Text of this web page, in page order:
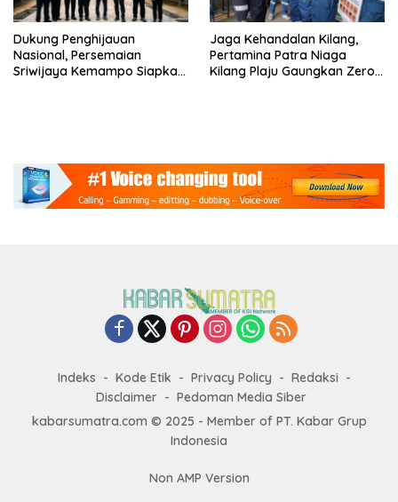
Dukung Penghijauan
Nasional, Persemaian
Sriwijaya Kemampo Siapkan
Jaga Kehandalan Kilang,
Pertamina Patra Niaga
Kilang Plaju Gaungkan Zero
Indeks Kode Etik Privacy Policy
Redaksi
Disclaimer
Pedoman Media Siber
kabarsumatra.com © 2025 - Member of PT. Kabar Grup
Indonesia
Non AMP Version